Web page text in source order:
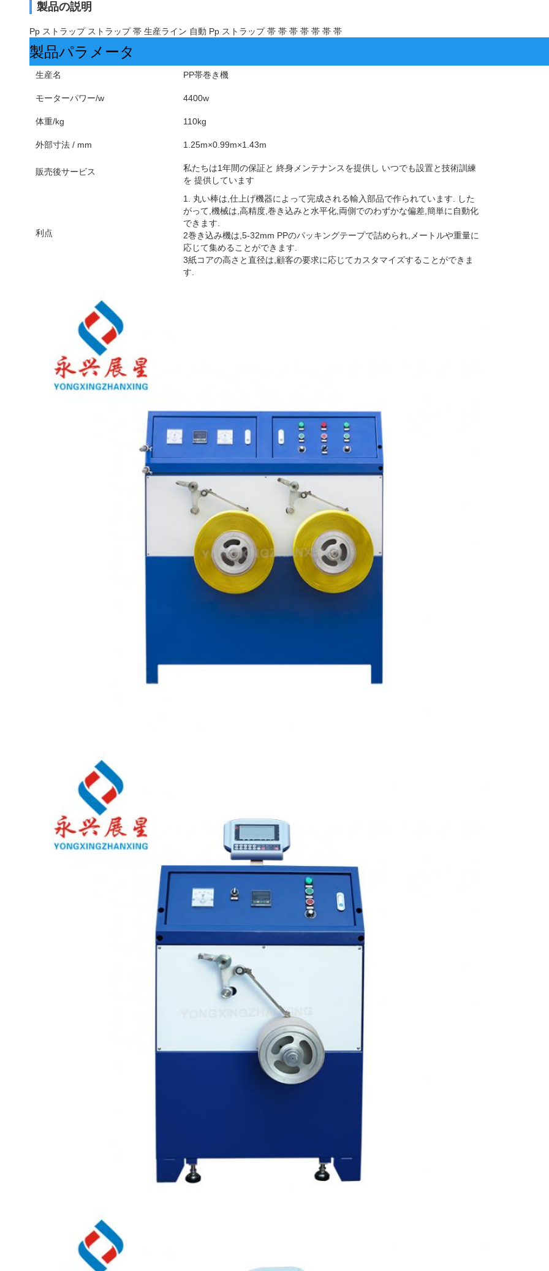
製品の説明
Pp ストラップ ストラップ 帯 生産ライン 自動 Pp ストラップ 帯 帯 帯 帯 帯 帯 帯
製品パラメータ
生産名 PP帯巻き機
モーターパワー/w 4400w
体重/kg 110kg
外部寸法 / mm 1.25m×0.99m×1.43m
販売後サービス
私たちは1年間の保証と 終身メンテナンスを提供し いつでも設置と技術訓練
を 提供しています
利点
1. 丸い棒は,仕上げ機器によって完成される輸入部品で作られています. した
がって,機械は,高精度,巻き込みと水平化,両側でのわずかな偏差,簡単に自動化
できます.
2巻き込み機は,5-32mm PPのパッキングテープで詰められ,メートルや重量に
応じて集めることができます.
3紙コアの高さと直径は,顧客の要求に応じてカスタマイズすることができま
す.